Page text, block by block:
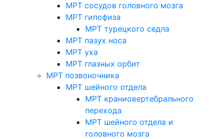
МРТ сосудов головного мозга
МРТ гипофиза
МРТ турецкого седла
МРТ пазух носа
МРТ уха
МРТ глазных орбит
МРТ позвоночника
МРТ шейного отдела
МРТ краниовертебрального
перехода
МРТ шейного отдела и
головного мозга